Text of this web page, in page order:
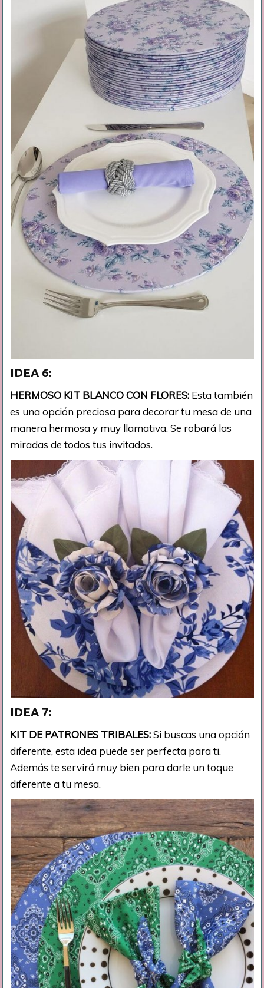
IDEA 6:
HERMOSO KIT BLANCO CON FLORES: Esta también
es una opción preciosa para decorar tu mesa de una
manera hermosa y muy llamativa. Se robará las
miradas de todos tus invitados.
IDEA 7:
KIT DE PATRONES TRIBALES:Si buscas una opción
diferente, esta idea puede ser perfecta para ti.
Además te servirá muy bien para darle un toque
diferente a tu mesa.